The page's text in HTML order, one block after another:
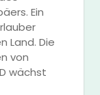
Ein
Land. Die
von
wächst